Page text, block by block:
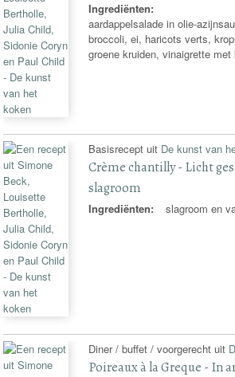
Ingrediënten:
aardappelsalade in olie-
broccoli, ei, haricots verts,
groene kruiden, vinaigrette
Basisrecept uit De kunst van
Crème chantilly - Licht
slagroom
Ingrediënten: slagroom en
Diner / buffet / voorgerecht uit
Poireaux à la Greque - In